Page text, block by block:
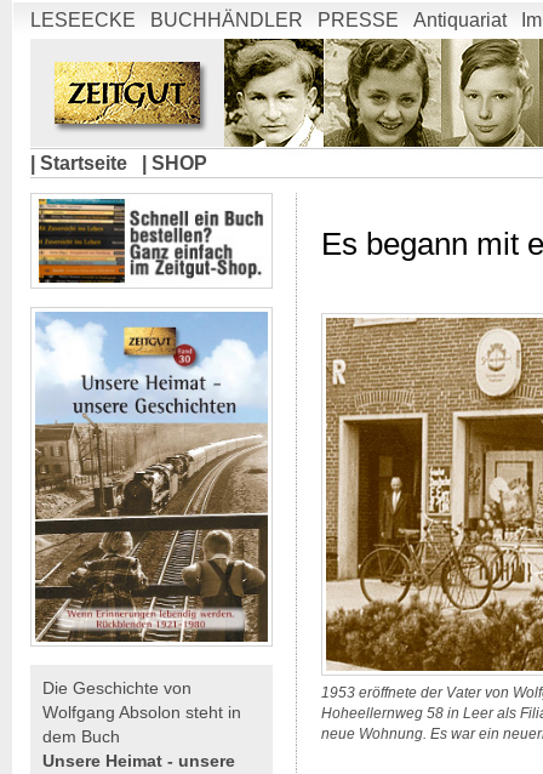
LESEECKE BUCHHÄNDLER PRESSE Antiquariat
| Startseite | SHOP
Die Geschichte von
Wolfgang Absolon steht in
dem Buch
Unsere Heimat - unsere
Es begann mit
1953 eröffnete der Vater von
Hoheellernweg 58 in Leer als
neue Wohnung. Es war ein